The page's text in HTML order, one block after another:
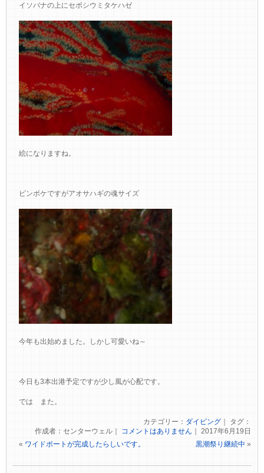
イソバナの上にセボシウミタケハゼ
絵になりますね。
ピンボケですがアオサハギの魂サイズ
今年も出始めました。しかし可愛いね～
今日も3本出港予定ですが少し風が心配です。
では また。
カテゴリー： ダイビング｜ タグ：
作成者：センターウェル｜
コメントはありません ｜ 2017年6月19日
« ワイドポートが完成したらしいです。 黒潮祭り継続中 »